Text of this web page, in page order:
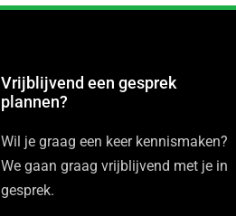
Vrijblijvend een gesprek
plannen?
Wil je graag een keer kennismaken?
We gaan graag vrijblijvend met je in
gesprek.